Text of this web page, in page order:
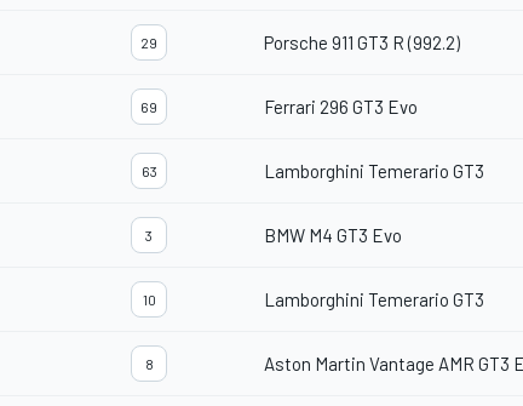
29 Porsche 911 GT3 R (992.2)
69 Ferrari 296 GT3 Evo
63 Lamborghini Temerario GT3
3 BMW M4 GT3 Evo
10 Lamborghini Temerario GT3
8 Aston Martin Vantage AMR GT3